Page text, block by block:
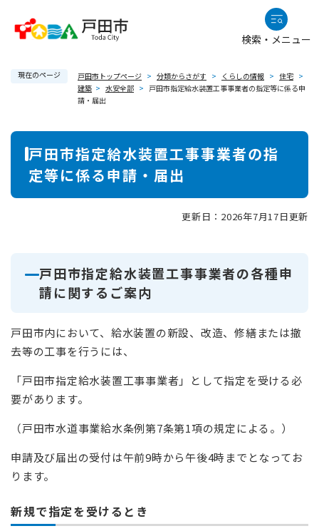
検索・メニュー
現在のページ 戸田市トップページ > 分類からさがす > くらしの情報 > 住宅 >
建築 > 水安全部 > 戸田市指定給水装置工事事業者の指定等に係る申
請・届出
本
戸田市指定給水装置工事事業者の指
定等に係る申請・届出
更新日：2026年7月17日更新
戸田市指定給水装置工事事業者の各種申
請に関するご案内
戸田市内において、給水装置の新設、改造、修繕または撤
去等の工事を行うには、
「戸田市指定給水装置工事事業者」として指定を受ける必
要があります。
（戸田市水道事業給水条例第7条第1項の規定による。）
申請及び届出の受付は午前9時から午後4時までとなってお
ります。
新規で指定を受けるとき